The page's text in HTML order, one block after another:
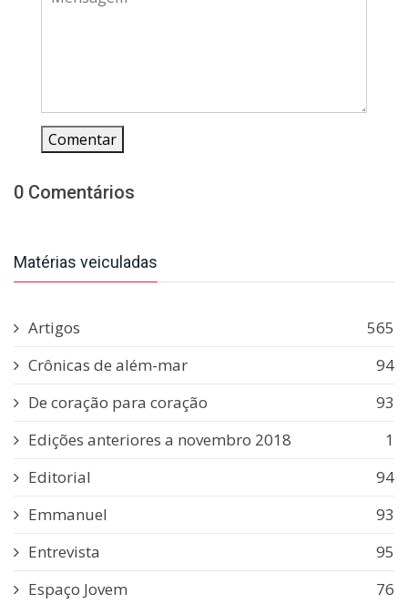
Comentar
0 Comentários
Matérias veiculadas
Artigos
565
Crônicas de além-mar
94
De coração para coração
93
Edições anteriores a novembro 2018
1
Editorial
94
Emmanuel
93
Entrevista
95
Espaço Jovem
76